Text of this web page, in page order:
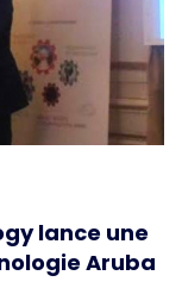
lance une
Aruba